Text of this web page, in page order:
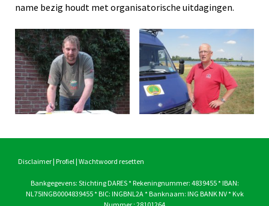
name bezig houdt met organisatorische uitdagingen.
Disclaimer| Profiel| Wachtwoord resetten
Bankgegevens: Stichting DARES * Rekeningnummer: 4839455 * IBAN:
NL75INGB0004839455 * BIC: INGBNL2A * Banknaam: ING BANK NV * Kvk